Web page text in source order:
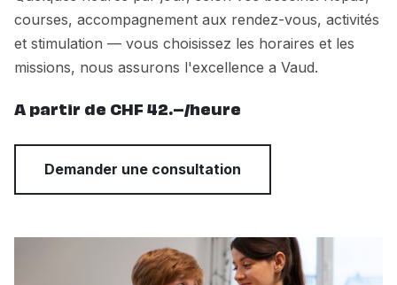
courses, accompagnement aux rendez-vous, activités
et stimulation — vous choisissez les horaires et les
missions, nous assurons l'excellence a Vaud.
A partir de CHF 42.–/heure
Demander une consultation